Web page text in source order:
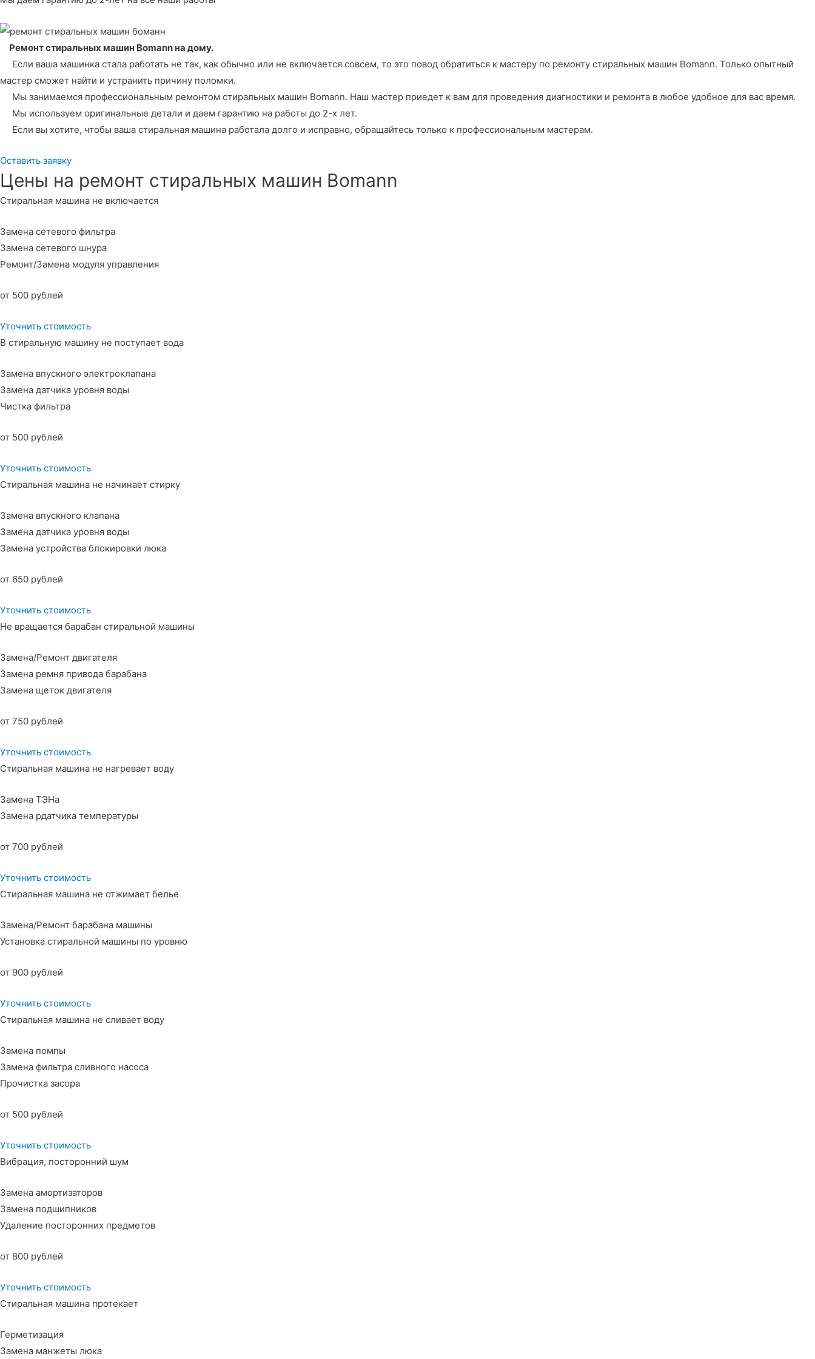
Ремонт стиральных машин Bomann на дому.
Если ваша машинка стала работать не так, как обычно или не включается совсем, то это повод обратиться к мастеру по ремонту стиральных машин Bomann. Только опытный
мастер сможет найти и устранить причину поломки.
Мы занимаемся профессиональным ремонтом стиральных машин Bomann. Наш мастер приедет к вам для проведения диагностики и ремонта в любое удобное для вас время.
Мы используем оригинальные детали и даем гарантию на работы до 2-х лет.
Если вы хотите, чтобы ваша стиральная машина работала долго и исправно, обращайтесь только к профессиональным мастерам.
Оставить заявку
Цены на ремонт стиральных машин Bomann
Стиральная машина не включается
Замена сетевого фильтра
Замена сетевого шнура
Ремонт/Замена модуля управления
от 500 рублей
Уточнить стоимость
В стиральную машину не поступает вода
Замена впускного электроклапана
Замена датчика уровня воды
Чистка фильтра
от 500 рублей
Уточнить стоимость
Стиральная машина не начинает стирку
Замена впускного клапана
Замена датчика уровня воды
Замена устройства блокировки люка
от 650 рублей
Уточнить стоимость
Не вращается барабан стиральной машины
Замена/Ремонт двигателя
Замена ремня привода барабана
Замена щеток двигателя
от 750 рублей
Уточнить стоимость
Стиральная машина не нагревает воду
Замена ТЭНа
Замена рдатчика температуры
от 700 рублей
Уточнить стоимость
Стиральная машина не отжимает белье
Замена/Ремонт барабана машины
Установка стиральной машины по уровню
от 900 рублей
Уточнить стоимость
Стиральная машина не сливает воду
Замена помпы
Замена фильтра сливного насоса
Прочистка засора
от 500 рублей
Уточнить стоимость
Вибрация, посторонний шум
Замена амортизаторов
Замена подшипников
Удаление посторонних предметов
от 800 рублей
Уточнить стоимость
Стиральная машина протекает
Герметизация
Замена манжеты люка